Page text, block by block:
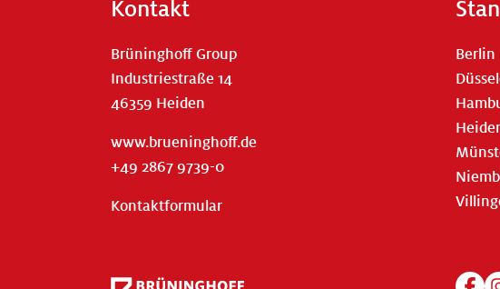
Kontakt
Brüninghoff Group
Industriestraße 14
46359 Heiden
www.brueninghoff.de
+49 2867 9739-0
Kontaktformular
Berlin